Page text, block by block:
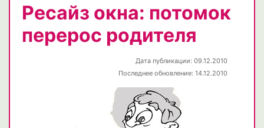
Ресайз окна: потомок
перерос родителя
Дата публикации: 09.12.2010
Последнее обновление: 14.12.2010